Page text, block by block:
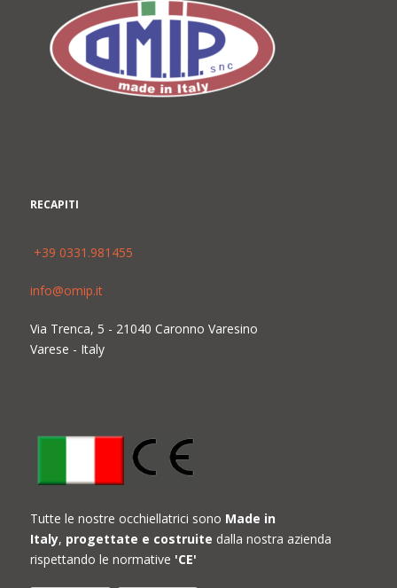
RECAPITI
+39 0331.981455
info@omip.it
Via Trenca, 5 - 21040 Caronno Varesino
Varese - Italy
Tutte le nostre occhiellatrici sono Made in
Italy, progettate e costruite dalla nostra azienda
rispettando le normative 'CE'